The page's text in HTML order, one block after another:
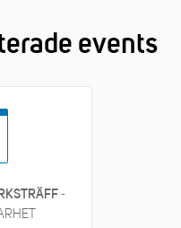
events
-